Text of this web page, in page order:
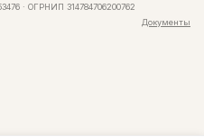
· ОГРНИП 314784706200762
Документы